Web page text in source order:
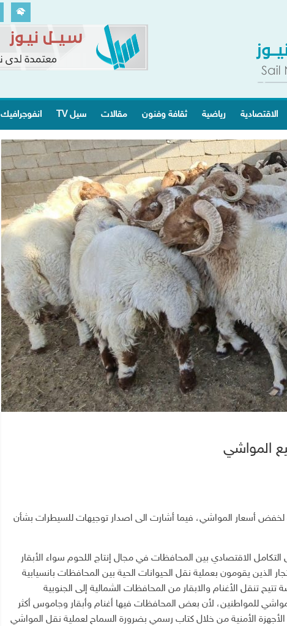
الاقتصادية رياضية ثقافة وفنون مقالات سيل TV انفوجرافيك
المواشي
لخفض أسعار المواشي، فيما أشارت الى اصدار توجيهات للسيطرات بشأن
الاقتصادي بين المحافظات في مجال إنتاج اللحوم سواء الأبقار
الذين يقومون بعملية نقل الحيوانات الحية بين المحافظات بانسيابية
تنقل الأغنام والابقار من المحافظات الشمالية إلى الجنوبية
للمواطنين، لأن بعض المحافظات فيها أغنام وأبقار وجاموس أكثر
الأمنية من خلال كتاب رسمي بضرورة السماح لعملية نقل المواشي